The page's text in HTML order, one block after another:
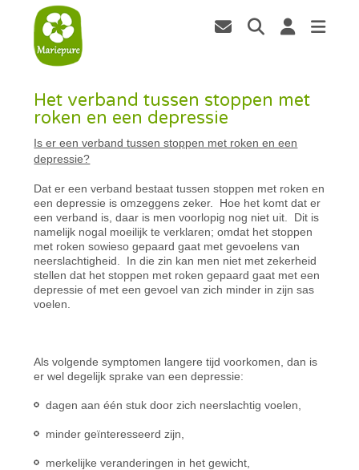
Het verband tussen stoppen met
roken en een depressie
Is er een verband tussen stoppen met roken en een
depressie?
Dat er een verband bestaat tussen stoppen met roken en
een depressie is omzeggens zeker. Hoe het komt dat er
een verband is, daar is men voorlopig nog niet uit. Dit is
namelijk nogal moeilijk te verklaren; omdat het stoppen
met roken sowieso gepaard gaat met gevoelens van
neerslachtigheid. In die zin kan men niet met zekerheid
stellen dat het stoppen met roken gepaard gaat met een
depressie of met een gevoel van zich minder in zijn sas
voelen.
Als volgende symptomen langere tijd voorkomen, dan is
er wel degelijk sprake van een depressie:
dagen aan één stuk door zich neerslachtig voelen,
minder geïnteresseerd zijn,
merkelijke veranderingen in het gewicht,